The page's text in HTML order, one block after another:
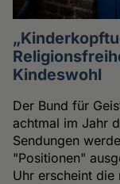
Kindeswohl
Der Bund für
achtmal im Jahr
Sendungen
"Positionen"
Uhr erscheint die